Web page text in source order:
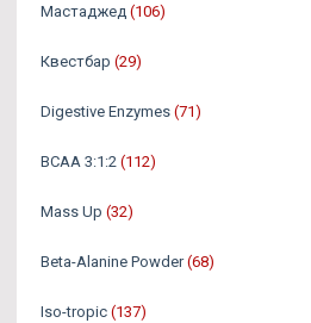
Мастаджед (106)
Квестбар (29)
Digestive Enzymes (71)
BCAA 3:1:2 (112)
Mass Up (32)
Beta-Alanine Powder (68)
Iso-tropic (137)